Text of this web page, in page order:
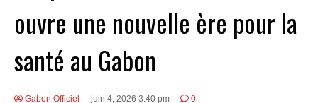
ouvre une nouvelle ère pour la
santé au Gabon
Gabon Officiel juin 4, 2026 3:40 pm 0